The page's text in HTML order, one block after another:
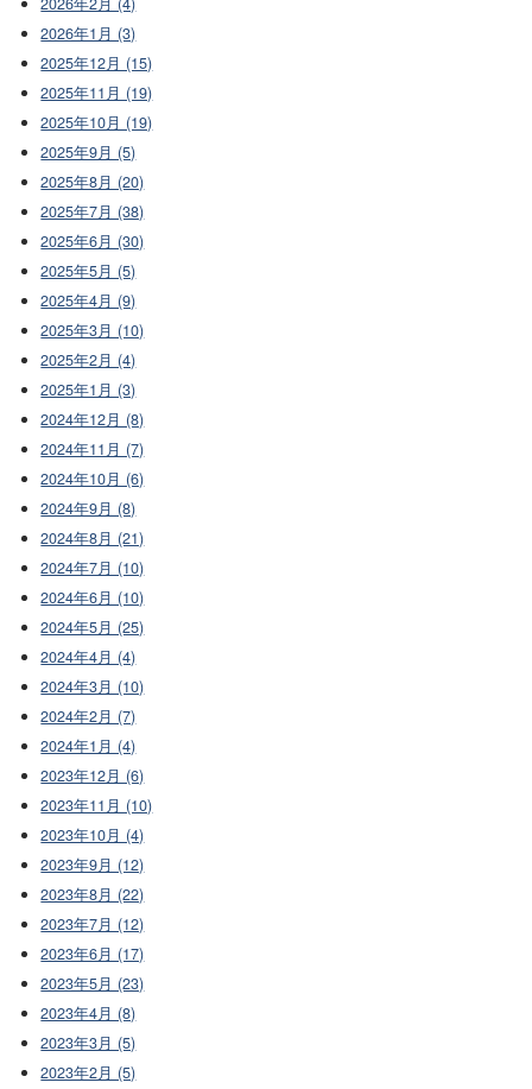
2026年1月 (3)
2025年12月 (15)
2025年11月 (19)
2025年10月 (19)
2025年9月 (5)
2025年8月 (20)
2025年7月 (38)
2025年6月 (30)
2025年5月 (5)
2025年4月 (9)
2025年3月 (10)
2025年2月 (4)
2025年1月 (3)
2024年12月 (8)
2024年11月 (7)
2024年10月 (6)
2024年9月 (8)
2024年8月 (21)
2024年7月 (10)
2024年6月 (10)
2024年5月 (25)
2024年4月 (4)
2024年3月 (10)
2024年2月 (7)
2024年1月 (4)
2023年12月 (6)
2023年11月 (10)
2023年10月 (4)
2023年9月 (12)
2023年8月 (22)
2023年7月 (12)
2023年6月 (17)
2023年5月 (23)
2023年4月 (8)
2023年3月 (5)
2023年2月 (5)